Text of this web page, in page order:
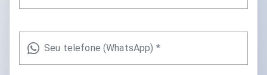
Seu telefone (WhatsApp) *